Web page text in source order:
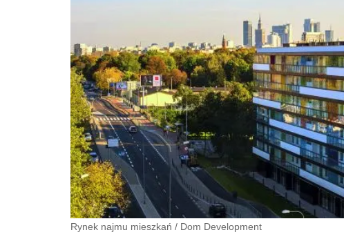
Rynek najmu mieszkań / Dom Development